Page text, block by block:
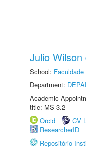
Julio
School:
Department:
Academic
title: MS-3.2
Orcid
CV
ResearcherID
Repositório